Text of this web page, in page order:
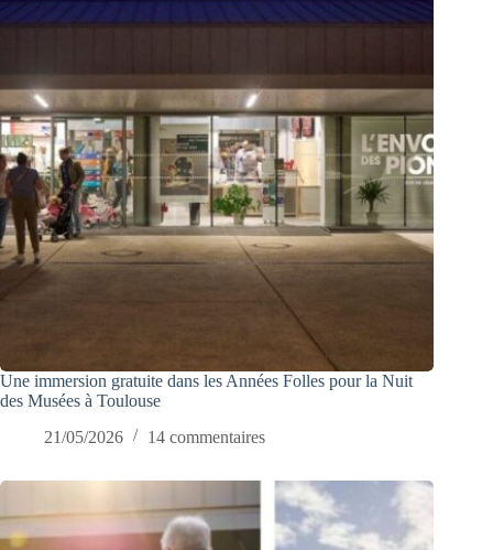
Une immersion gratuite dans les Années Folles pour la Nuit
des Musées à Toulouse
21/05/2026
14 commentaires